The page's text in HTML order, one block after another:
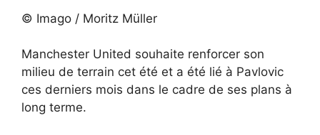
© Imago / Moritz Müller
Manchester United souhaite renforcer son
milieu de terrain cet été et a été lié à Pavlovic
ces derniers mois dans le cadre de ses plans à
long terme.